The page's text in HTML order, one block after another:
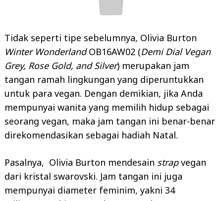
Tidak seperti tipe sebelumnya, Olivia Burton
Winter WonderlandOB16AW02 (Demi Dial Vegan
Grey, Rose Gold, and Silver) merupakan jam
tangan ramah lingkungan yang diperuntukkan
untuk para vegan. Dengan demikian, jika Anda
mempunyai wanita yang memilih hidup sebagai
seorang vegan, maka jam tangan ini benar-benar
direkomendasikan sebagai hadiah Natal.
Pasalnya, Olivia Burton mendesain strapvegan
dari kristal swarovski. Jam tangan ini juga
mempunyai diameter feminim, yakni 34